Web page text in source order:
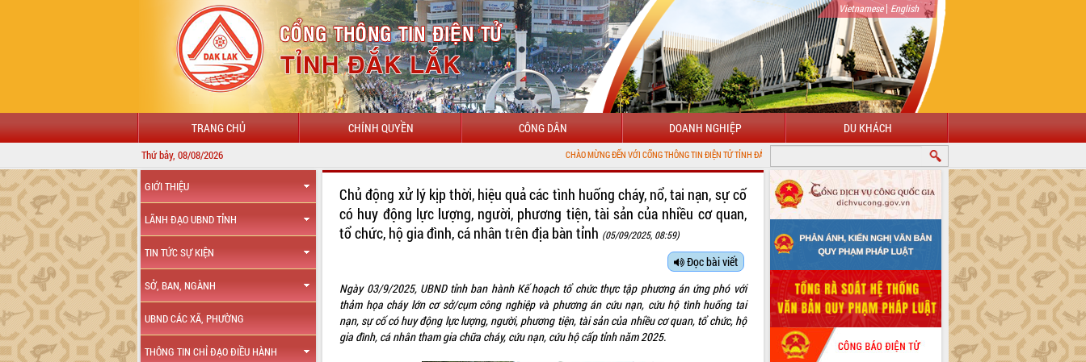
Vietnamese| English
TRANG CHỦ CHÍNH QUYỀN CÔNG DÂN DOANH NGHIỆP DU KHÁCH
Thứ bảy, 08/08/2026 CHÀO MỪNG ĐẾN VỚI CỔNG THÔNG TIN ĐIỆN TỬ TỈNH ĐẮK LẮK
GIỚI THIỆU
LÃNH ĐẠO UBND TỈNH
TIN TỨC SỰ KIỆN
SỞ, BAN, NGÀNH
UBND CÁC XÃ, PHƯỜNG
THÔNG TIN CHỈ ĐẠO ĐIỀU HÀNH
Chủ động xử lý kịp thời, hiệu quả các tình huống cháy, nổ, tai nạn, sự cố
có huy động lực lượng, người, phương tiện, tài sản của nhiều cơ quan,
tổ chức, hộ gia đình, cá nhân trên địa bàn tỉnh (05/09/2025, 08:59)
Đọc bài viết
Ngày 03/9/2025, UBND tỉnh ban hành Kế hoạch tổ chức thực tập phương án ứng phó với
thảm họa cháy lớn cơ sở/cụm công nghiệp và phương án cứu nạn, cứu hộ tình huống tai
nạn, sự cố có huy động lực lượng, người, phương tiện, tài sản của nhiều cơ quan, tổ chức, hộ
gia đình, cá nhân tham gia chữa cháy, cứu nạn, cứu hộ cấp tỉnh năm 2025.